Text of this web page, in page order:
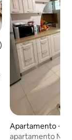
avaliação média
Apartamento ⋅
apartamento Nia